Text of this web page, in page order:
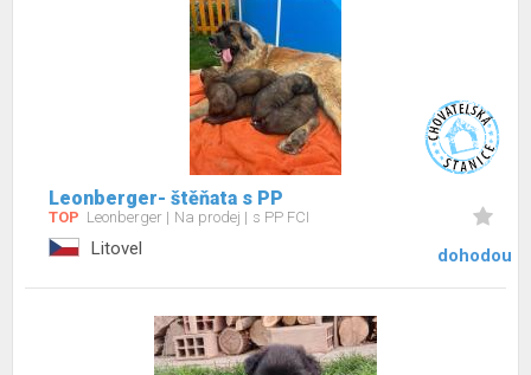
Leonberger- štěňata s PP
TOP Leonberger Na prodej s PP FCI
Litovel dohodou